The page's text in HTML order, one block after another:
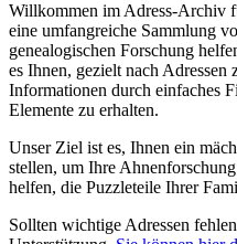
Willkommen im Adress-Archiv
eine umfangreiche Sammlung
genealogischen Forschung
es Ihnen, gezielt nach
Informationen durch einfaches
Elemente zu erhalten.
Unser Ziel ist es, Ihnen ein
stellen, um Ihre
helfen, die Puzzleteile Ihrer
Sollten wichtige Adressen